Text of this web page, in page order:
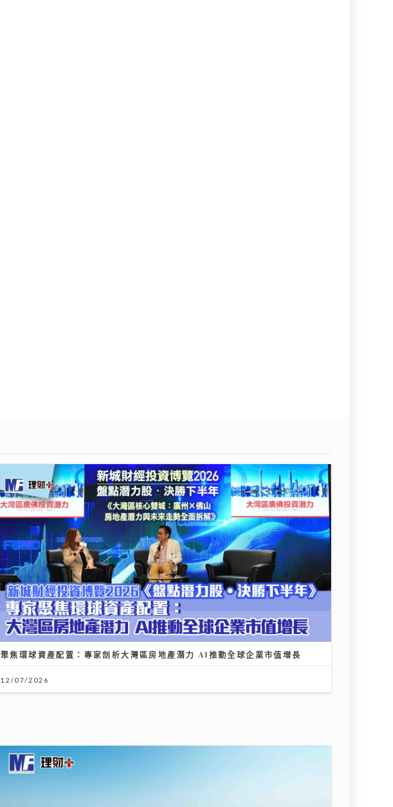
聚焦環球資產配置：專家剖析大灣區房地產潛力 AI推動全球企業市值增長
12/07/2026